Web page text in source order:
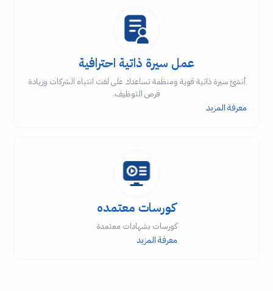
عمل سيرة ذاتية احترافية
أنشئ سيرة ذاتية قوية ومنظمة تساعدك على لفت انتباه الشركات وزيادة
فرص التوظيف.
معرفة المزيد
كورسات معتمده
كورسات بشهادات معتمدة
معرفة المزيد